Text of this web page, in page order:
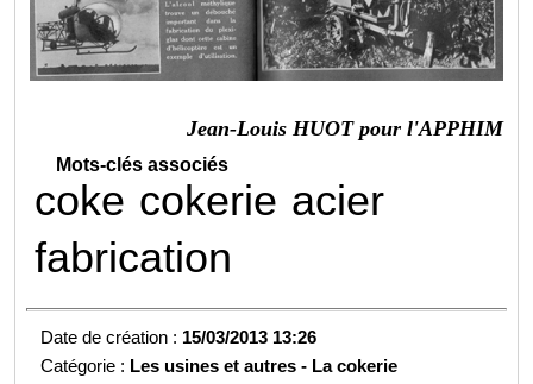
Jean-Louis HUOT pour l'APPHIM
Mots-clés associés
coke cokerie acier
fabrication
Date de création : 15/03/2013 13:26
Catégorie : Les usines et autres - La cokerie